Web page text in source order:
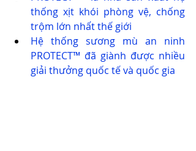
thống xịt khói phòng vệ, chống
trộm lớn nhất thế giới
Hệ thống sương mù an ninh
PROTECT™ đã giành được nhiều
giải thưởng quốc tế và quốc gia